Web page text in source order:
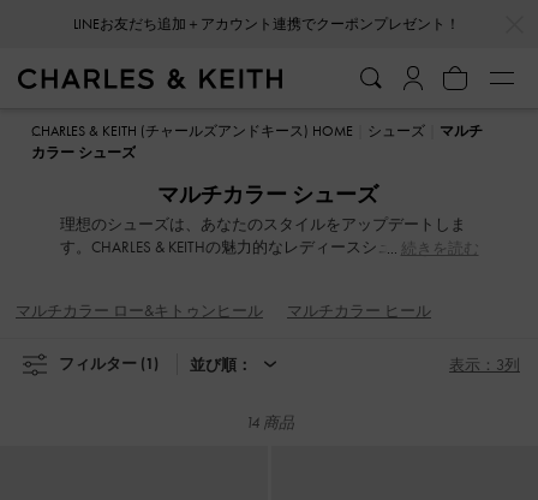
LINEお友だち追加＋アカウント連携でクーポンプレゼント！
LINEお友だち追加＋アカウント連携でクーポンプレゼント！
CHARLES & KEITH (チャールズアンドキース) HOME シューズ
マルチ
カラー シューズ
マルチカラー シューズ
理想のシューズは、あなたのスタイルをアップデートしま
す。CHARLES & KEITHの魅力的なレディースシューズコレク
イン、洗練されたブレードヒール、女性らしいアンクルス
練されたディテールでスタイルを格上げします。どんな気
続きを読む
マルチカラー ロー&キトゥンヒール マルチカラー ヒール
フィルター (1) 並び順： 表示：3列
14 商品